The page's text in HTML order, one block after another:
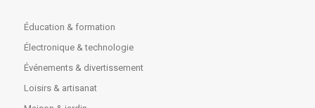
Éducation & formation
Électronique & technologie
Événements & divertissement
Loisirs & artisanat